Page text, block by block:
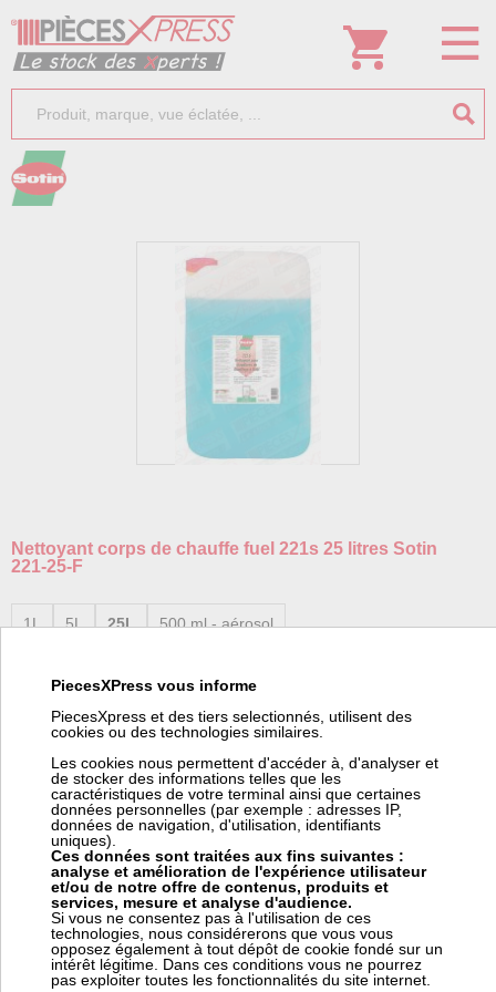
Nettoyant corps de chauffe fuel 221s 25 litres Sotin
221-25-F
1L 5L 25L 500 ml - aérosol
Fabricant:
Sotin
Poids:25 kg
Code article Pièces Express:343029
(*) Nous pouvons commander ce produit chez Sotin. Pour vous
fournir cet article en ± 16 jours chez vous (suivant le stock
Sotin), ce fournisseur nous facture 15,00 € HT de frais de
transport pour commande spéciale. Ces frais viendront s'ajouter
à votre coût de transport dans votre panier.
Concentré de nettoyage très puissant pour un nettoyage côté
fumée de corps de chauffe de chaudières à fioul. Nettoie
indépendamment de la température du foyer. Dissout les dépôts
incombustibles. Neutralise les surfaces de chauffe et protège
contre la corrosion. Adapté à tous les matériaux utilisés dans...
PiecesXPress vous informe
PiecesXpress et des tiers selectionnés, utilisent des
cookies ou des technologies similaires.
Les cookies nous permettent d'accéder à, d'analyser et
de stocker des informations telles que les
caractéristiques de votre terminal ainsi que certaines
données personnelles (par exemple : adresses IP,
données de navigation, d'utilisation, identifiants
uniques).
Ces données sont traitées aux fins suivantes :
analyse et amélioration de l'expérience utilisateur
et/ou de notre offre de contenus, produits et
services, mesure et analyse d'audience.
Si vous ne consentez pas à l'utilisation de ces
technologies, nous considérerons que vous vous
opposez également à tout dépôt de cookie fondé sur un
intérêt légitime. Dans ces conditions vous ne pourrez
pas exploiter toutes les fonctionnalités du site internet.